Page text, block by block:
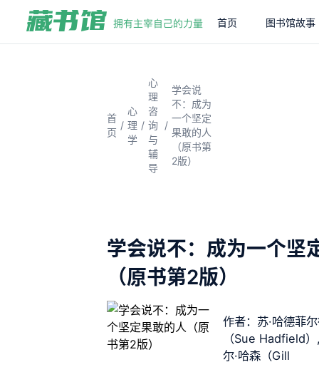
首页 图书馆故事
首
页
/
心
理
学
/
心
理
咨
询
与
辅
导
/
学会说
不：成为
一个坚定
果敢的人
（原书第
2版）
学会说不：成为一个坚
（原书第2版）
作者：苏·哈德菲
（Sue Hadfield
尔·哈森（Gill